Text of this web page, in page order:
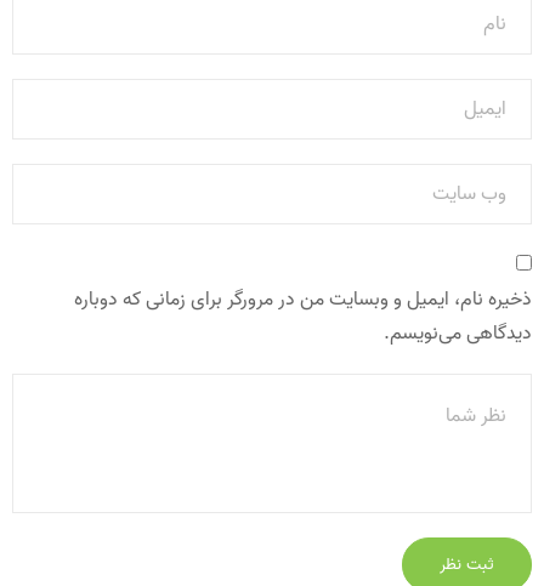
ذخیره نام، ایمیل و وبسایت من در مرورگر برای زمانی که دوباره
دیدگاهی می‌نویسم.